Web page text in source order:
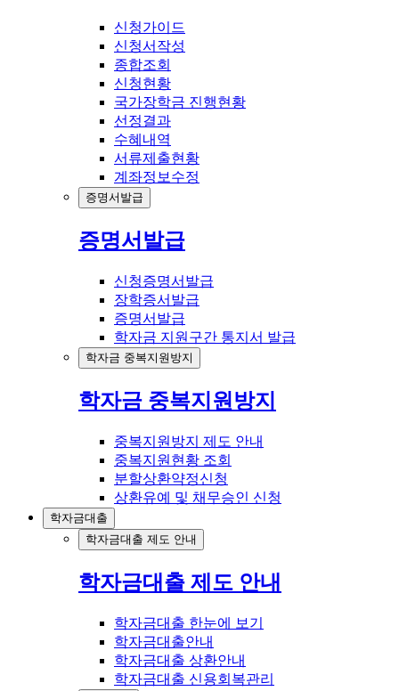
신청가이드
신청서작성
종합조회
신청현황
국가장학금 진행현황
선정결과
수혜내역
서류제출현황
계좌정보수정
증명서발급
증명서발급
신청증명서발급
장학증서발급
증명서발급
학자금 지원구간 통지서 발급
학자금 중복지원방지
학자금 중복지원방지
중복지원방지 제도 안내
중복지원현황 조회
분할상환약정신청
상환유예 및 채무승인 신청
학자금대출
학자금대출 제도 안내
학자금대출 제도 안내
학자금대출 한눈에 보기
학자금대출안내
학자금대출 상환안내
학자금대출 신용회복관리